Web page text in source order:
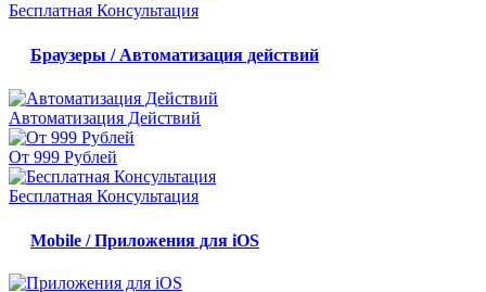
Бесплатная Консультация
Браузеры / Автоматизация действий
Автоматизация Действий
От 999 Рублей
Бесплатная Консультация
Mobile / Приложения для iOS